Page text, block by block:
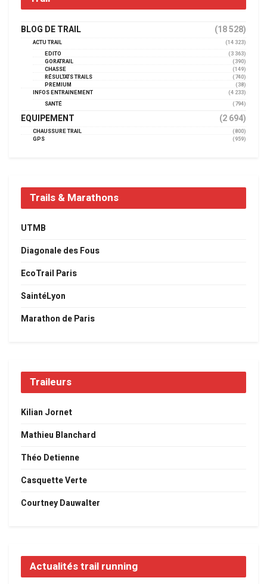
BLOG DE TRAIL (18 528)
ACTU TRAIL
(14 323)
EDITO
(3 363)
GORATRAIL
(390)
CHASSE
(149)
RÉSULTATS TRAILS
(740)
PREMIUM
(38)
INFOS ENTRAINEMENT
(4 233)
SANTÉ
(794)
EQUIPEMENT (2 694)
CHAUSSURE TRAIL
(800)
GPS
(959)
Trails & Marathons
UTMB
Diagonale des Fous
EcoTrail Paris
SaintéLyon
Marathon de Paris
Traileurs
Kilian Jornet
Mathieu Blanchard
Théo Detienne
Casquette Verte
Courtney Dauwalter
Actualités trail running